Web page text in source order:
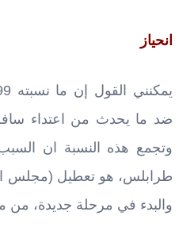
انحياز
ضد ما يحدث من اعتداء سافر
وتجمع هذه النسبة ان
طرابلس، هو تعطيل (مجلس
والبدء في مرحلة جديدة، من